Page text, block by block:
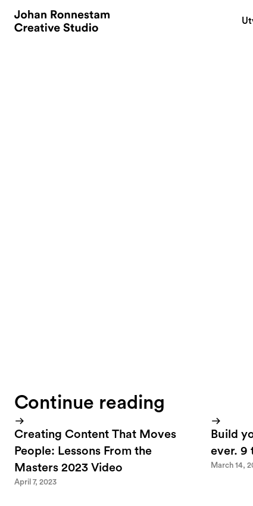
Continue reading
Creating Content That Moves
People: Lessons From the
Masters 2023 Video
April 7, 2023
Build
ever. 9
March 14,